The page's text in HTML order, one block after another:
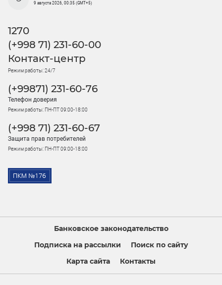
9 августа 2026, 00:35 (GMT+5)
1270
(+998 71) 231-60-00
Контакт-центр
Режим работы: 24/7
(+99871) 231-60-76
Телефон доверия
Режим работы: ПН-ПТ 09:00-18:00
(+998 71) 231-60-67
Защита прав потребителей
Режим работы: ПН-ПТ 09:00-18:00
Банковское законодательство
Подписка на рассылки
Поиск по сайту
Карта сайта
Контакты